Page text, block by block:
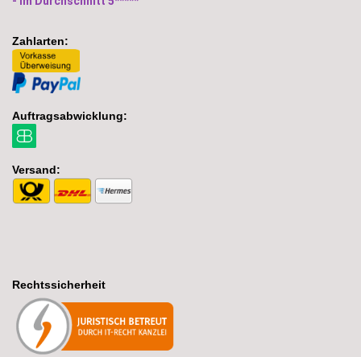
Zahlarten:
Auftragsabwicklung:
Versand:
Rechtssicherheit